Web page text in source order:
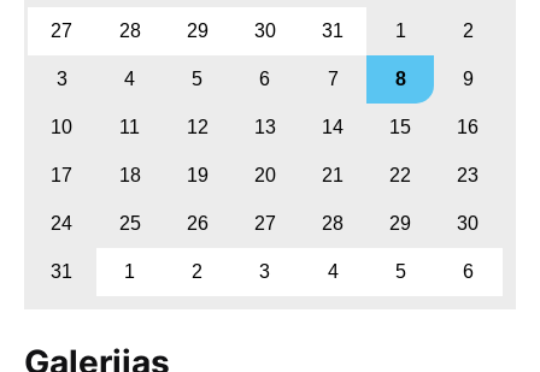
27 28 29 30 31 1 2
3 4 5 6 7 8 9
10 11 12 13 14 15 16
17 18 19 20 21 22 23
24 25 26 27 28 29 30
31 1 2 3 4 5 6
Galerijas